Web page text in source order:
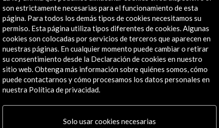
José Abascal, 4 - 4º
28003 Madrid, España
Canales de contacto
Explora
Institucional
Actividades
Programa PICE
Residencias
son estrictamente necesarias para el funcionamiento de esta
página. Para todos los demás tipos de cookies necesitamos su
permiso. Esta página utiliza tipos diferentes de cookies. Algunas
cookies son colocadas por servicios de terceros que aparecen en
nuestras páginas. En cualquier momento puede cambiar o retirar
su consentimiento desde la Declaración de cookies en nuestro
sitio web. Obtenga más información sobre quiénes somos, cómo
puede contactarnos y cómo procesamos los datos personales en
nuestra Política de privacidad.
Solo usar cookies necesarias